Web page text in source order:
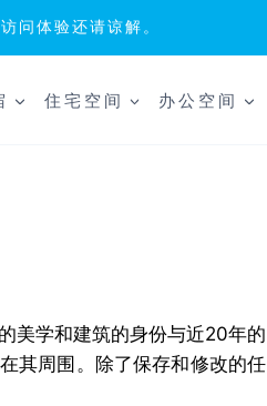
问体验还请谅解。
住宅空间 办公空间
美学和建筑的身份与近20年的
其周围。除了保存和修改的任